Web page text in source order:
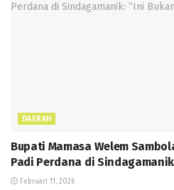
DAERAH
Bupati Mamasa Welem
Padi Perdana di
Februari 11, 2026